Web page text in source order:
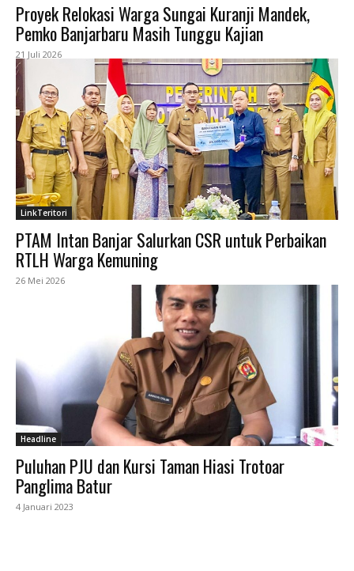
Proyek Relokasi Warga Sungai Kuranji Mandek,
Pemko Banjarbaru Masih Tunggu Kajian
21 Juli 2026
LinkTeritori
PTAM Intan Banjar Salurkan CSR untuk Perbaikan
RTLH Warga Kemuning
26 Mei 2026
Headline
Puluhan PJU dan Kursi Taman Hiasi Trotoar
Panglima Batur
4 Januari 2023